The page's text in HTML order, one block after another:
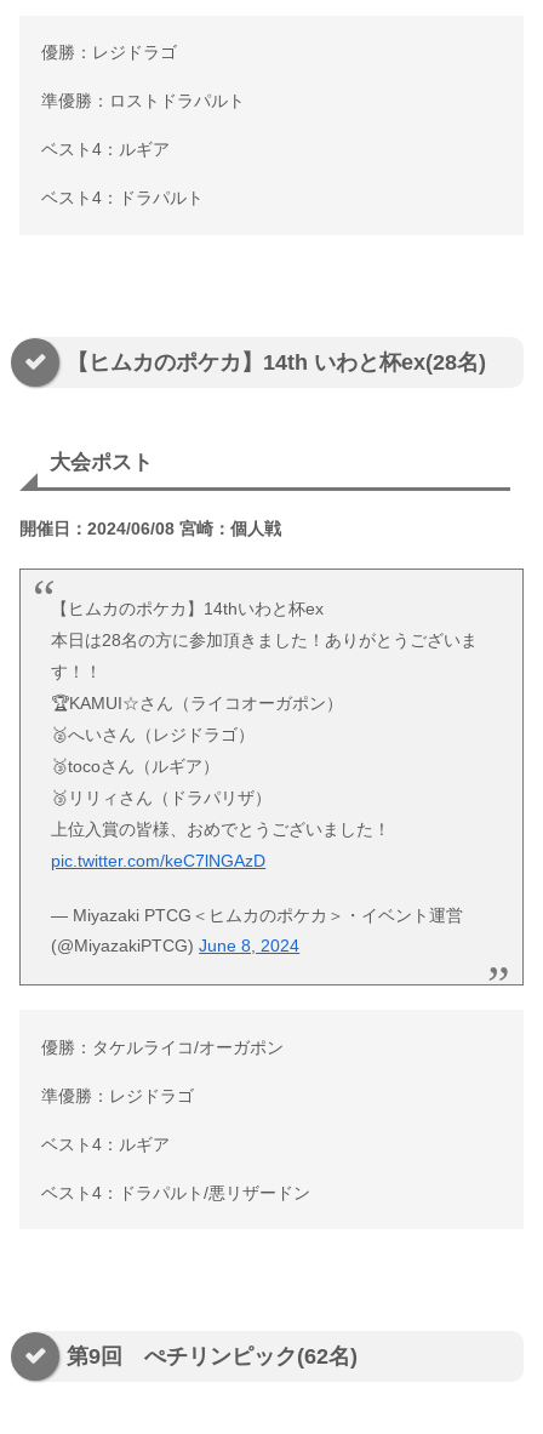
優勝：レジドラゴ
準優勝：ロストドラパルト
ベスト4：ルギア
ベスト4：ドラパルト
【ヒムカのポケカ】14th いわと杯ex(28名)
大会ポスト
開催日：2024/06/08 宮崎：個人戦
【ヒムカのポケカ】14thいわと杯ex
本日は28名の方に参加頂きました！ありがとうございま
す！！
🏆KAMUI☆さん（ライコオーガポン）
🥈へいさん（レジドラゴ）
🥉tocoさん（ルギア）
🥉リリィさん（ドラパリザ）
上位入賞の皆様、おめでとうございました！
pic.twitter.com/keC7lNGAzD
— Miyazaki PTCG＜ヒムカのポケカ＞・イベント運営
(@MiyazakiPTCG)June 8, 2024
優勝：タケルライコ/オーガポン
準優勝：レジドラゴ
ベスト4：ルギア
ベスト4：ドラパルト/悪リザードン
第9回 ぺチリンピック(62名)